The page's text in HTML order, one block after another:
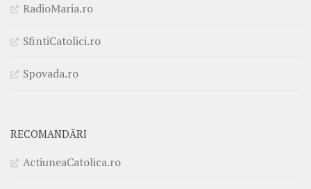
RadioMaria.ro
SfintiCatolici.ro
Spovada.ro
RECOMANDĂRI
ActiuneaCatolica.ro